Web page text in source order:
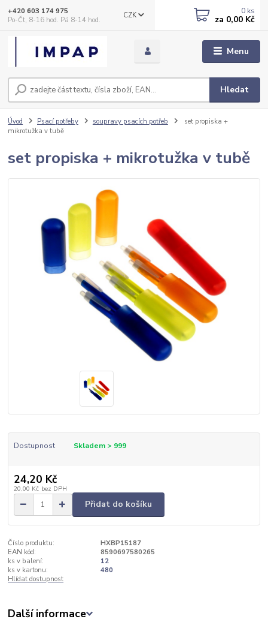
Menu
CZK
Hledat
+420 603 174 975
Po-Čt, 8-16 hod. Pá 8-14 hod.
0 ks
za 0,00 Kč
Úvod Psací potřeby soupravy psacích potřeb
set propiska +
mikrotužka v tubě
set propiska + mikrotužka v tubě
Dostupnost Skladem > 999
24,20 Kč
20,00 Kč bez DPH
Přidat do košíku
Číslo produktu:
HXBP15187
EAN kód:
8590697580265
ks v balení:
12
ks v kartonu:
480
Hlídat dostupnost
Další informace